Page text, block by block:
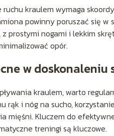
ruchu kraulem wymaga
powinny poruszać się w
prostymi nogami i lekkim
opór.
w doskonaleniu
kraulem, warto
rąk i nóg na sucho,
mięśni. Kluczem do
treningi są kluczowe.